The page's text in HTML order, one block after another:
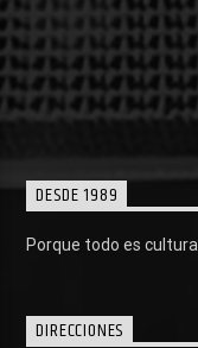
DESDE 1989
Porque todo es
DIRECCIONES